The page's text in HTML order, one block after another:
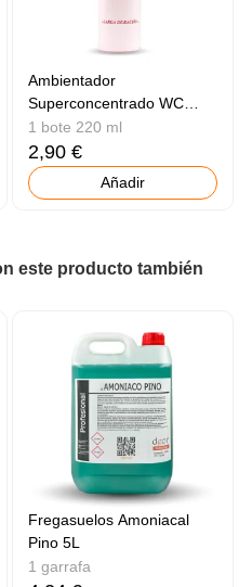
Ambientador
Superconcentrado WC
Frutas
1 bote 220 ml
2,90 €
Añadir
este producto también
Fregasuelos Amoniacal
Pino 5L
1 garrafa